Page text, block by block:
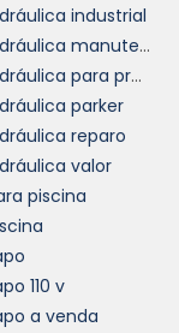
dabomba
para
diferentes
um corpo
resistente a
escolha
facilita a
industrial
Bomba hidráulica manutenção
Bomba hidráulica para prensa
parker
reparo
valor
piscina
110 v
a venda